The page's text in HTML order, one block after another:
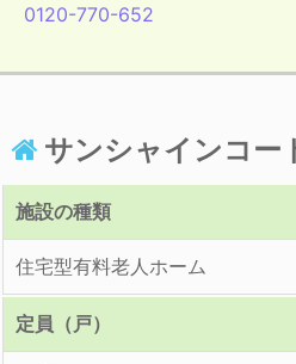
0120-770-652
サンシャインコー
施設の種類
住宅型有料老人ホーム
定員（戸）